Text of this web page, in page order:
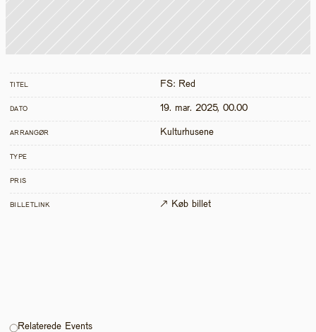
TITEL FS: Red
DATO 19. mar. 2025, 00.00
ARRANGØR Kulturhusene
TYPE
PRIS
BILLETLINK ↗ Køb billet
Relaterede Events